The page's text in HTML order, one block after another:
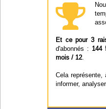
Et ce pour 3
d'abonnés : 144
mois / 12
Cela représente,
informer,